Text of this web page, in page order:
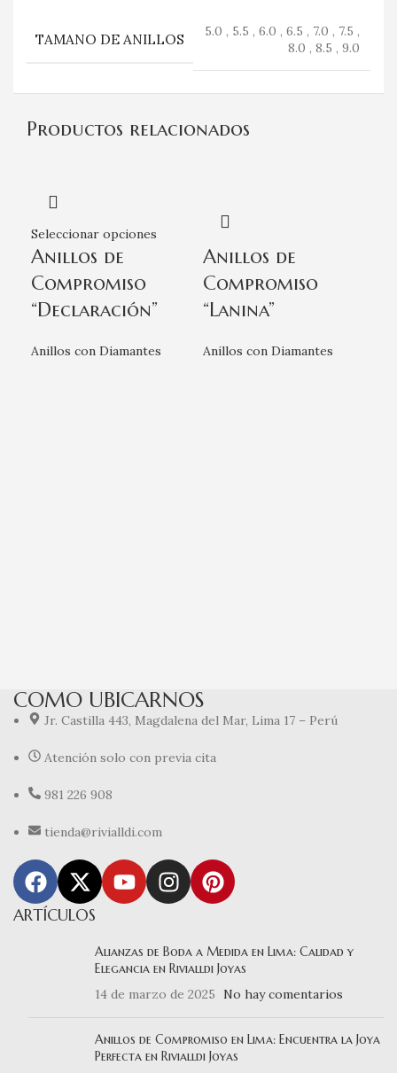
TAMANO DE ANILLOS
5.0 , 5.5 , 6.0 , 6.5 , 7.0 , 7.5 ,
8.0 , 8.5 , 9.0
Productos relacionados
Seleccionar opciones
Anillos de
Compromiso
“Declaración”
Anillos con Diamantes
Anillos de
Compromiso
“Lanina”
Anillos con Diamantes
COMO UBICARNOS
Jr. Castilla 443, Magdalena del Mar, Lima 17 – Perú
Atención solo con previa cita
981 226 908
tienda@rivialldi.com
ARTÍCULOS
Alianzas de Boda a Medida en Lima: Calidad y
Elegancia en Rivialldi Joyas
14 de marzo de 2025
No hay comentarios
Anillos de Compromiso en Lima: Encuentra la Joya
Perfecta en Rivialldi Joyas